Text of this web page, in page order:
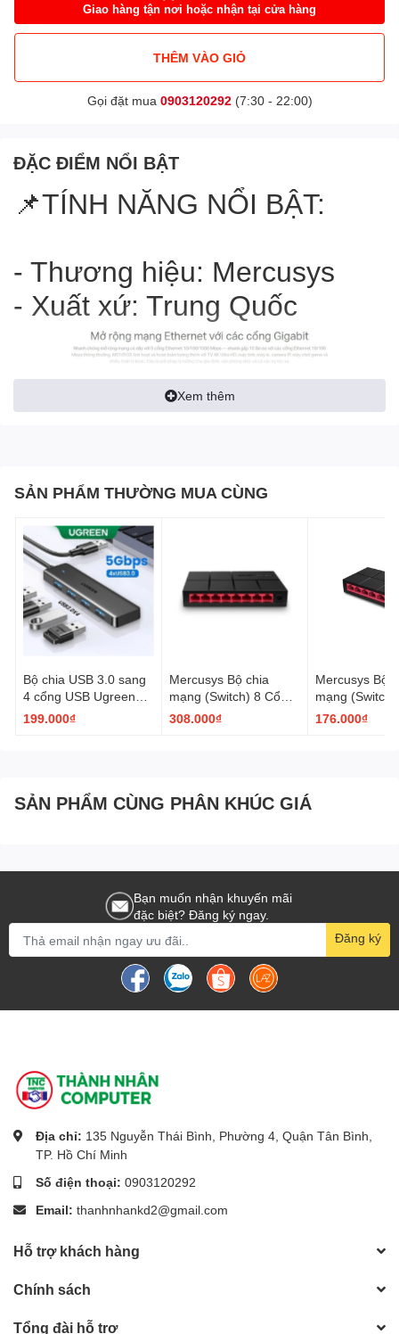
Giao hàng tận nơi hoặc nhận tại cửa hàng
THÊM VÀO GIỎ
Gọi đặt mua 0903120292(7:30 - 22:00)
ĐẶC ĐIỂM NỔI BẬT
📌TÍNH NĂNG NỔI BẬT:
- Thương hiệu: Mercusys
- Xuất xứ: Trung Quốc
Xem thêm
SẢN PHẨM THƯỜNG MUA CÙNG
Bộ chia USB 3.0 sang
4 cổng USB Ugreen
25851 CM219 vỏ nhựa
199.000₫
Mercusys Bộ chia
mạng (Switch) 8 Cổng
Gigabit Mercusys
308.000₫
Mercusys Bộ
mạng
Gigabit
176.000₫
SẢN PHẨM CÙNG PHÂN KHÚC GIÁ
Bạn muốn nhận khuyến mãi
đặc biệt? Đăng ký ngay.
Đăng ký
Địa chỉ: 135 Nguyễn Thái Bình, Phường 4, Quận Tân Bình,
TP. Hồ Chí Minh
Số điện thoại: 0903120292
Email: thanhnhankd2@gmail.com
Hỗ trợ khách hàng
Chính sách
Tổng đài hỗ trợ